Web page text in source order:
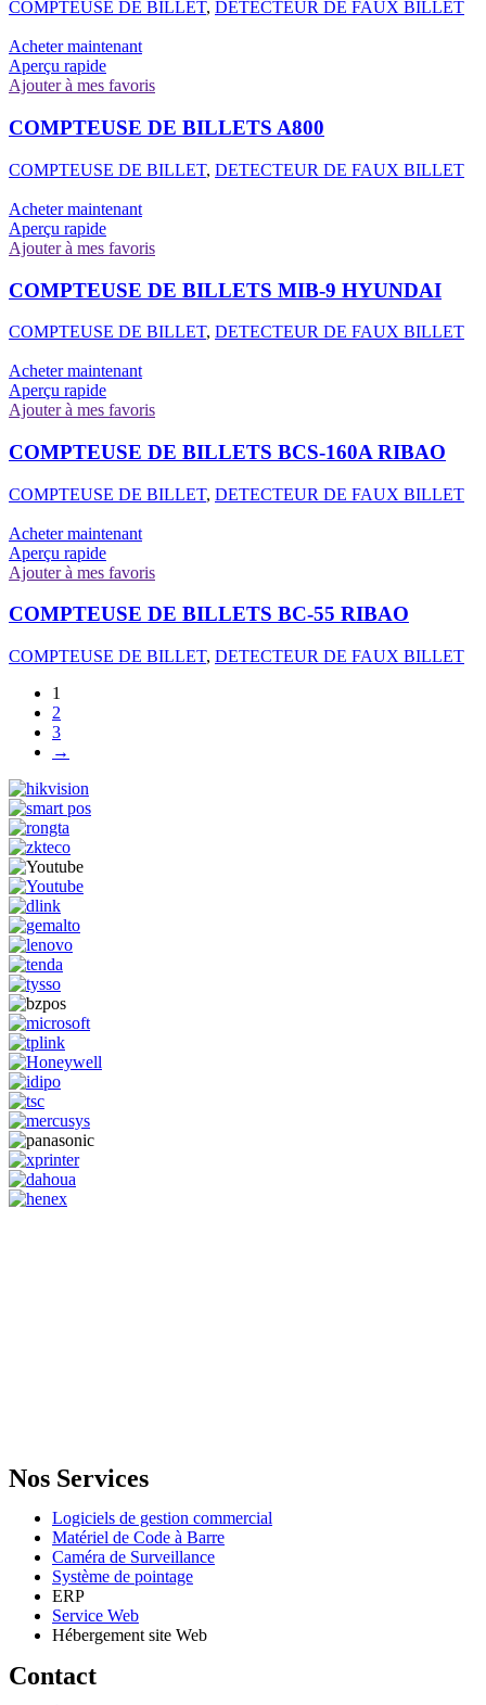
COMPTEUSE DE BILLET, DETECTEUR DE FAUX BILLET
Acheter maintenant
Aperçu rapide
Ajouter à mes favoris
COMPTEUSE DE BILLETS A800
COMPTEUSE DE BILLET, DETECTEUR DE FAUX BILLET
Acheter maintenant
Aperçu rapide
Ajouter à mes favoris
COMPTEUSE DE BILLETS MIB-9 HYUNDAI
COMPTEUSE DE BILLET, DETECTEUR DE FAUX BILLET
Acheter maintenant
Aperçu rapide
Ajouter à mes favoris
COMPTEUSE DE BILLETS BCS-160A RIBAO
COMPTEUSE DE BILLET, DETECTEUR DE FAUX BILLET
Acheter maintenant
Aperçu rapide
Ajouter à mes favoris
COMPTEUSE DE BILLETS BC-55 RIBAO
COMPTEUSE DE BILLET, DETECTEUR DE FAUX BILLET
1
2
3
→
Nos Services
Logiciels de gestion commercial
Matériel de Code à Barre
Caméra de Surveillance
Système de pointage
ERP
Service Web
Hébergement site Web
Contact